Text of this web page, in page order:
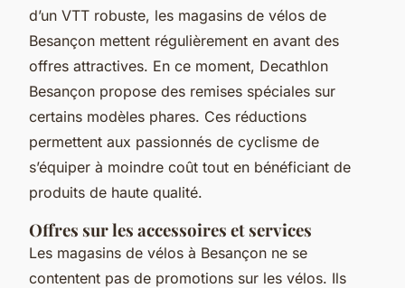
d’un VTT robuste, les magasins de vélos de
Besançon mettent régulièrement en avant des
offres attractives. En ce moment, Decathlon
Besançon propose des remises spéciales sur
certains modèles phares. Ces réductions
permettent aux passionnés de cyclisme de
s’équiper à moindre coût tout en bénéficiant de
produits de haute qualité.
Offres sur les accessoires et services
Les magasins de vélos à Besançon ne se
contentent pas de promotions sur les vélos. Ils